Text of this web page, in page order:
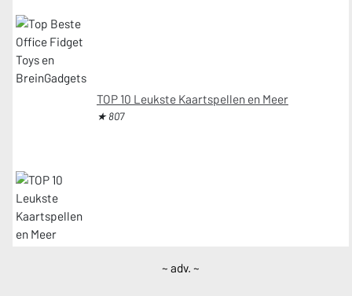
TOP 10 Leukste Kaartspellen en Meer
★ 807
~ adv. ~